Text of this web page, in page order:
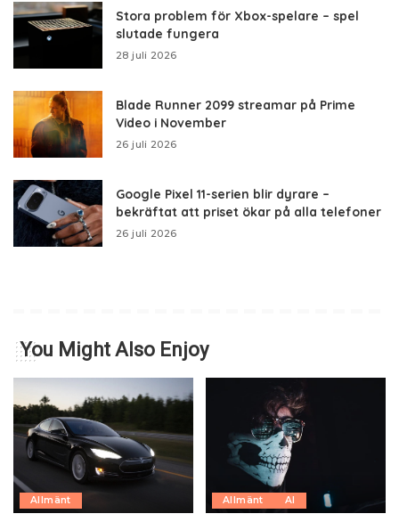
Stora problem för Xbox-spelare – spel
slutade fungera
28 juli 2026
Blade Runner 2099 streamar på Prime
Video i November
26 juli 2026
Google Pixel 11-serien blir dyrare –
bekräftat att priset ökar på alla telefoner
26 juli 2026
You Might Also Enjoy
Allmänt Allmänt AI